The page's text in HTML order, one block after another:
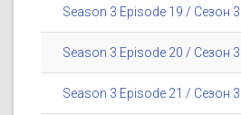
Season 3 Episode 19 / Сезон
Season 3 Episode 20 / Сезон
Season 3 Episode 21 / Сезон 3